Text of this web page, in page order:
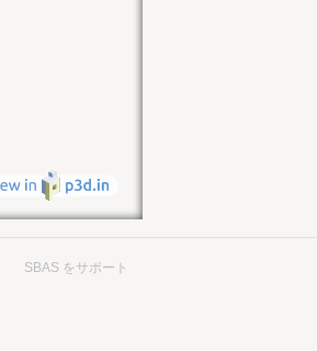
SBAS をサポート